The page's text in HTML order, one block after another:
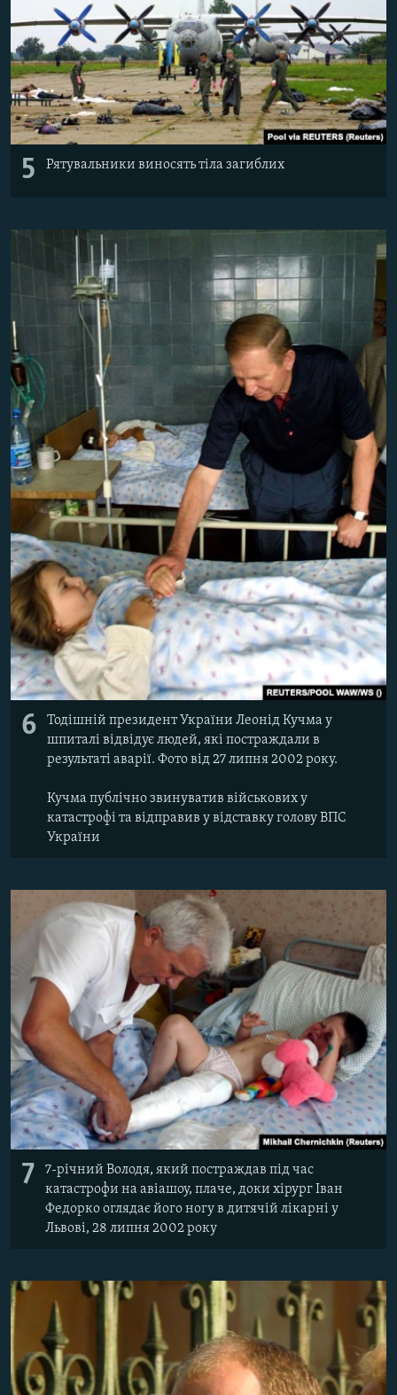
5 Рятувальники виносять тіла загиблих
6
Тодішній президент України Леонід Кучма у
шпиталі відвідує людей, які постраждали в
результаті аварії. Фото від 27 липня 2002 року.
Кучма публічно звинуватив військових у
катастрофі та відправив у відставку голову ВПС
України
7
7-річний Володя, який постраждав під час
катастрофи на авіашоу, плаче, доки хірург Іван
Федорко оглядає його ногу в дитячій лікарні у
Львові, 28 липня 2002 року